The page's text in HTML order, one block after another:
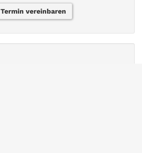
Termin vereinbaren